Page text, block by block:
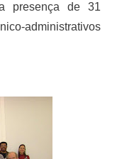
presença de 31
administrativos